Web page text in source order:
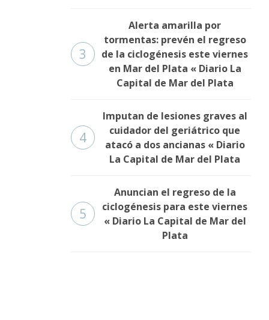
3
Alerta amarilla por
tormentas: prevén el regreso
de la ciclogénesis este viernes
en Mar del Plata « Diario La
Capital de Mar del Plata
4
Imputan de lesiones graves al
cuidador del geriátrico que
atacó a dos ancianas « Diario
La Capital de Mar del Plata
5
Anuncian el regreso de la
ciclogénesis para este viernes
« Diario La Capital de Mar del
Plata